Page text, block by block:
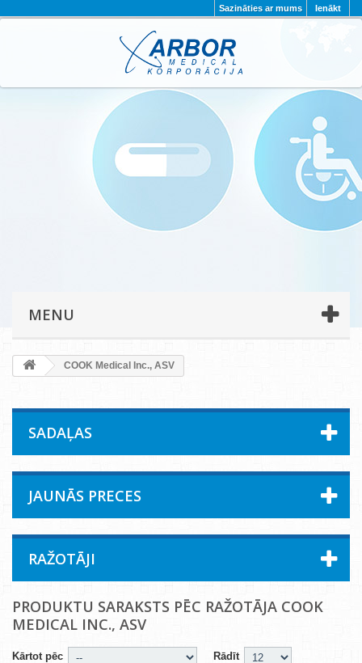
Ienākt
Sazināties ar mums
PAR MUMS PROJEKTI
KONTAKTI
PRIVĀTUMA POLITIKA
MENU
COOK Medical Inc., ASV
SADAĻAS
JAUNĀS PRECES
RAŽOTĀJI
PRODUKTU SARAKSTS PĒC RAŽOTĀJA COOK
MEDICAL INC., ASV
Kārtot pēc
Rādīt